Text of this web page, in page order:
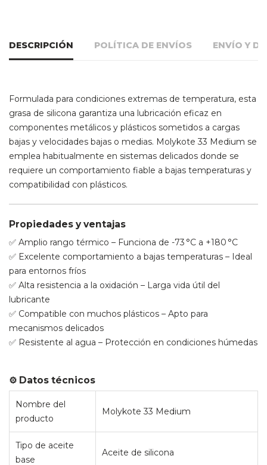
DESCRIPCIÓN POLÍTICA DE ENVÍOS ENVÍO Y
Formulada para condiciones extremas de temperatura, esta
grasa de silicona garantiza una lubricación eficaz en
componentes metálicos y plásticos sometidos a cargas
bajas y velocidades bajas o medias. Molykote 33 Medium se
emplea habitualmente en sistemas delicados donde se
requiere un comportamiento fiable a bajas temperaturas y
compatibilidad con plásticos.
Propiedades y ventajas
✅ Amplio rango térmico – Funciona de -73 °C a +180 °C
✅ Excelente comportamiento a bajas temperaturas – Ideal
para entornos fríos
✅ Alta resistencia a la oxidación – Larga vida útil del
lubricante
✅ Compatible con muchos plásticos – Apto para
mecanismos delicados
✅ Resistente al agua – Protección en condiciones húmedas
⚙️ Datos técnicos
Nombre del
producto
Molykote 33 Medium
Tipo de aceite
base
Aceite de silicona